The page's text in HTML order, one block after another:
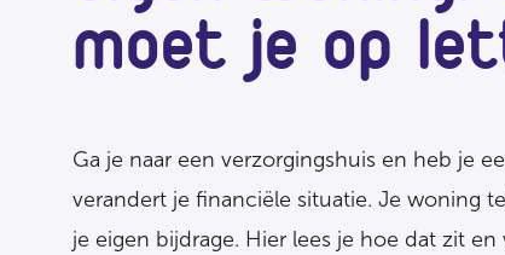
moet je op
Ga je naar een verzorgingshuis en heb je
verandert je financiële situatie. Je woning
je eigen bijdrage. Hier lees je hoe dat zit